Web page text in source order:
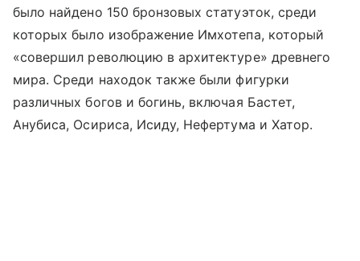
было найдено 150 бронзовых статуэток, среди
которых было изображение Имхотепа, который
«совершил революцию в архитектуре» древнего
мира. Среди находок также были фигурки
различных богов и богинь, включая Бастет,
Анубиса, Осириса, Исиду, Нефертума и Хатор.